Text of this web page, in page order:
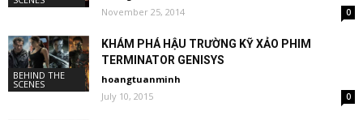
November 25, 2014
0
BEHIND THE
SCENES
KHÁM PHÁ HẬU TRƯỜNG KỸ XẢO PHIM
TERMINATOR GENISYS
hoangtuanminh
July 10, 2015
0